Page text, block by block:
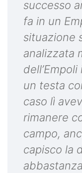
successo
fa in un
situazione
analizzata
un testa
caso lì
rimanere
campo,
capisco la